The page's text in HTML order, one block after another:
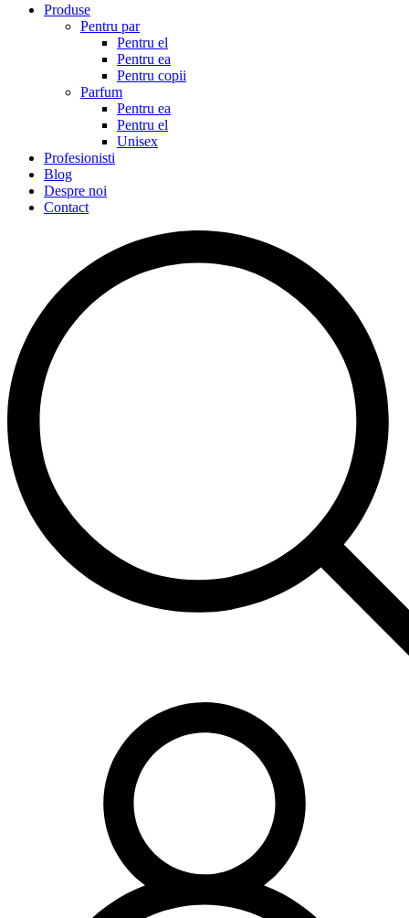
Produse
Pentru par
Pentru el
Pentru ea
Pentru copii
Parfum
Pentru ea
Pentru el
Unisex
Profesionisti
Blog
Despre noi
Contact